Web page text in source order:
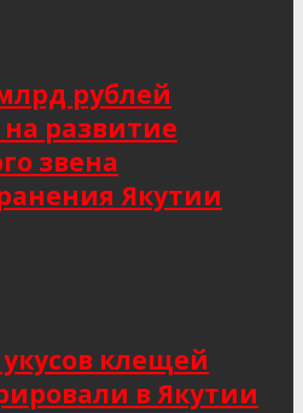
рублей
развитие
звена
Якутии
укусов клещей
в Якутии